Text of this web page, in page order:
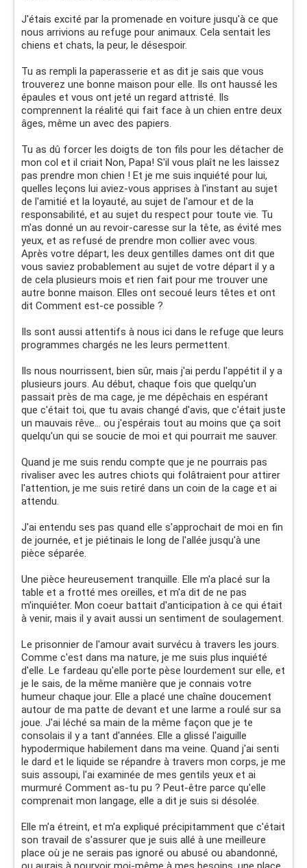
J'étais excité par la promenade en voiture jusqu'à ce que
nous arrivions au refuge pour animaux. Cela sentait les
chiens et chats, la peur, le désespoir.
Tu as rempli la paperasserie et as dit je sais que vous
trouverez une bonne maison pour elle. Ils ont haussé les
épaules et vous ont jeté un regard attristé. Ils
comprennent la réalité qui fait face à un chien entre deux
âges, même un avec des papiers.
Tu as dû forcer les doigts de ton fils pour les détacher de
mon col et il criait Non, Papa! S'il vous plaît ne les laissez
pas prendre mon chien ! Et je me suis inquiété pour lui,
quelles leçons lui aviez-vous apprises à l'instant au sujet
de l'amitié et la loyauté, au sujet de l'amour et de la
responsabilité, et au sujet du respect pour toute vie. Tu
m'as donné un au revoir-caresse sur la tête, as évité mes
yeux, et as refusé de prendre mon collier avec vous.
Après votre départ, les deux gentilles dames ont dit que
vous saviez probablement au sujet de votre départ il y a
de cela plusieurs mois et rien fait pour me trouver une
autre bonne maison. Elles ont secoué leurs têtes et ont
dit Comment est-ce possible ?
Ils sont aussi attentifs à nous ici dans le refuge que leurs
programmes chargés ne les leurs permettent.
Ils nous nourrissent, bien sûr, mais j'ai perdu l'appétit il y a
plusieurs jours. Au début, chaque fois que quelqu'un
passait près de ma cage, je me dépêchais en espérant
que c'était toi, que tu avais changé d'avis, que c'était juste
un mauvais rêve... ou j'espérais tout au moins que ça soit
quelqu'un qui se soucie de moi et qui pourrait me sauver.
Quand je me suis rendu compte que je ne pourrais pas
rivaliser avec les autres chiots qui folâtraient pour attirer
l'attention, je me suis retiré dans un coin de la cage et ai
attendu.
J'ai entendu ses pas quand elle s'approchait de moi en fin
de journée, et je piétinais le long de l'allée jusqu'à une
pièce séparée.
Une pièce heureusement tranquille. Elle m'a placé sur la
table et a frotté mes oreilles, et m'a dit de ne pas
m'inquiéter. Mon coeur battait d'anticipation à ce qui était
à venir, mais il y avait aussi un sentiment de soulagement.
Le prisonnier de l'amour avait survécu à travers les jours.
Comme c'est dans ma nature, je me suis plus inquiété
d'elle. Le fardeau qu'elle porte pèse lourdement sur elle, et
je le sais, de la même manière que je connais votre
humeur chaque jour. Elle a placé une chaîne doucement
autour de ma patte de devant et une larme a roulé sur sa
joue. J'ai léché sa main de la même façon que je te
consolais il y a tant d'années. Elle a glissé l'aiguille
hypodermique habilement dans ma veine. Quand j'ai senti
le dard et le liquide se répandre à travers mon corps, je me
suis assoupi, l'ai examinée de mes gentils yeux et ai
murmuré Comment as-tu pu ? Peut-être parce qu'elle
comprenait mon langage, elle a dit je suis si désolée.
Elle m'a étreint, et m'a expliqué précipitamment que c'était
son travail de s'assurer que je suis allé à une meilleure
place où je ne serais pas ignoré ou abusé ou abandonné,